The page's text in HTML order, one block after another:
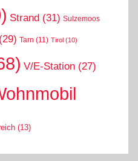
Strand (31) Sulzemoos
(29) Tarn (11) Tirol (10)
V/E-Station (27)
(13)